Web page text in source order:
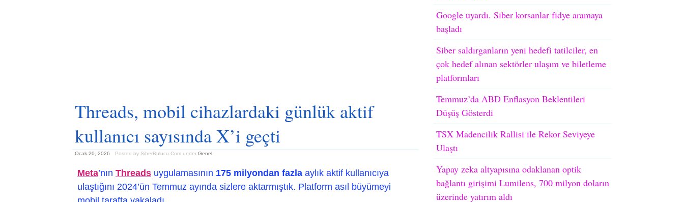
Threads, mobil cihazlardaki günlük aktif
kullanıcı sayısında X’i geçti
Ocak 20, 2026 Posted by SiberBulucu.Com under Genel
Meta’nın Threads uygulamasının 175 milyondan fazla aylık aktif kullanıcıya
ulaştığını 2024’ün Temmuz ayında sizlere aktarmıştık. Platform asıl büyümeyi
Google uyardı. Siber korsanlar fidye aramaya
başladı
Siber saldırganların yeni hedefi tatilciler, en
çok hedef alınan sektörler ulaşım ve biletleme
platformları
Temmuz’da ABD Enflasyon Beklentileri
Düşüş Gösterdi
TSX Madencilik Rallisi ile Rekor Seviyeye
Ulaştı
Yapay zeka altyapısına odaklanan optik
bağlantı girişimi Lumilens, 700 milyon doların
üzerinde yatırım aldı